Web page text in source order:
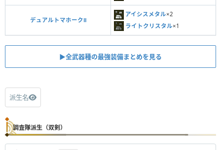
デュアルトマホークⅡ
アイシスメタル×2
ライトクリスタル×1
▶︎全武器種の最強装備まとめを見る
派生名
調査隊派生（双剣）